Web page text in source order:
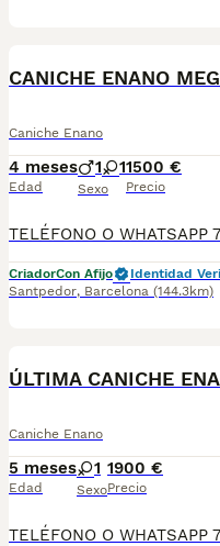
Caniche Enano
4 meses
Edad
1 1
Sexo
1500 €
Precio
CriadorCon Afijo
Identidad
Santpedor, Barcelona (144.3km)
ÚLTIMA CANICHE
Caniche Enano
5 meses
Edad
1
Sexo
1900 €
Precio